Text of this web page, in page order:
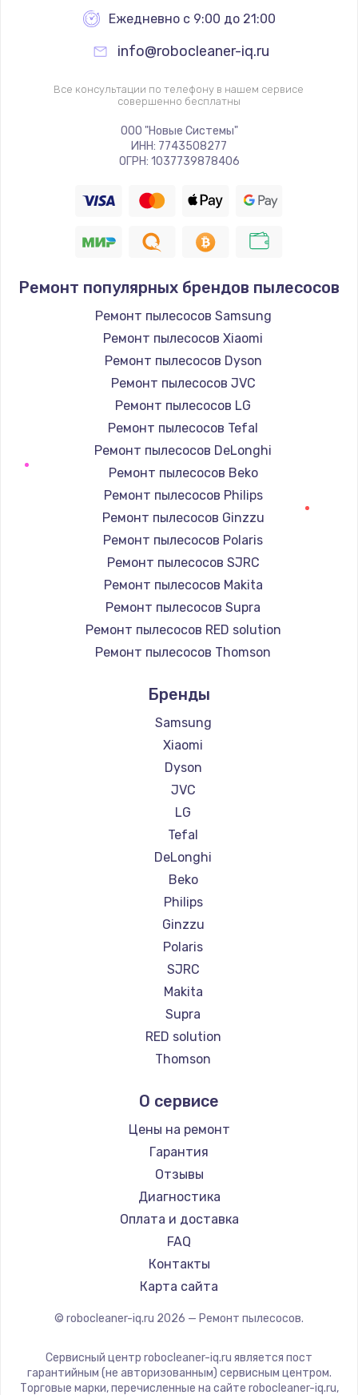
от 560 руб.
Заказать
Чистка от кофейных масел
Заказать
от 280 руб.
Заказать
Ежедневно с 9:00 до 21:00
info@robocleaner-iq.ru
Все консультации по телефону в нашем сервисе
совершенно бесплатны
ООО "Новые Системы"
ИНН: 7743508277
ОГРН: 1037739878406
Ремонт популярных брендов пылесосов
Ремонт пылесосов Samsung
Ремонт пылесосов Xiaomi
Ремонт пылесосов Dyson
Ремонт пылесосов JVC
Ремонт пылесосов LG
Ремонт пылесосов Tefal
Ремонт пылесосов DeLonghi
Ремонт пылесосов Beko
Ремонт пылесосов Philips
Ремонт пылесосов Ginzzu
Ремонт пылесосов Polaris
Ремонт пылесосов SJRC
Ремонт пылесосов Makita
Ремонт пылесосов Supra
Ремонт пылесосов RED solution
Ремонт пылесосов Thomson
Ремонт пылесосов lydsto
Ремонт пылесосов Atvel
Ремонт пылесосов Tineco
Ремонт пылесосов Tuvio
Ремонт пылесосов Clever clean
Ремонт пылесосов DEXP
Ремонт пылесосов Haier
Ремонт пылесосов Pioneer
Ремонт пылесосов Electrolux
Ремонт пылесосов Grundig
Ремонт пылесосов BBK
Ремонт пылесосов Scarlett
Ремонт пылесосов Kyvol
Ремонт пылесосов Eigen
Ремонт пылесосов Honor
Ремонт пылесосов Qyron
Ремонт пылесосов Doffler
Ремонт пылесосов Bosch
Ремонт пылесосов Elitech
Ремонт пылесосов STIHL
Ремонт пылесосов Kirby
Бренды
Samsung
Xiaomi
Dyson
JVC
LG
Tefal
DeLonghi
Beko
Philips
Ginzzu
Polaris
SJRC
Makita
Supra
RED solution
Thomson
lydsto
Atvel
Tineco
Tuvio
Clever clean
DEXP
Haier
Pioneer
Electrolux
Scarlett
Kyvol
О сервисе
Цены на ремонт
Гарантия
Отзывы
Диагностика
Оплата и доставка
FAQ
Контакты
Карта сайта
© robocleaner-iq.ru 2026 — Ремонт пылесосов.
Сервисный центр robocleaner-iq.ru является пост
гарантийным (не авторизованным) сервисным центром.
Торговые марки, перечисленные на сайте robocleaner-iq.ru,